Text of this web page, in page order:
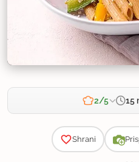
2/5 15
Shrani